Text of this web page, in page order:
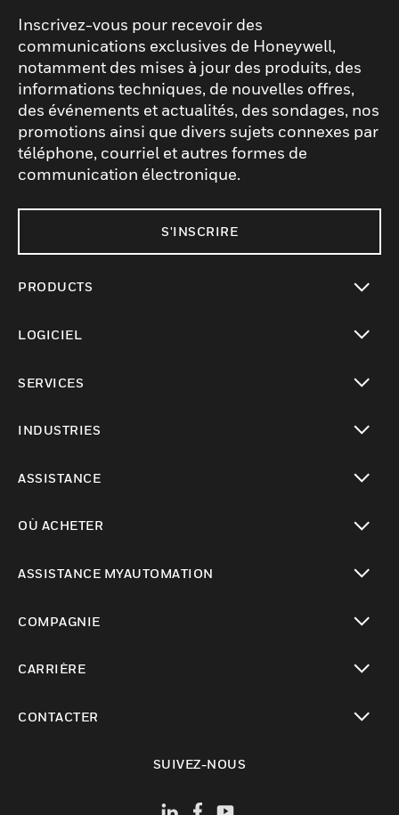
Inscrivez-vous pour recevoir des
communications exclusives de Honeywell,
notamment des mises à jour des produits, des
informations techniques, de nouvelles offres,
des événements et actualités, des sondages, nos
promotions ainsi que divers sujets connexes par
téléphone, courriel et autres formes de
communication électronique.
S'INSCRIRE
PRODUCTS
LOGICIEL
SERVICES
INDUSTRIES
ASSISTANCE
OÙ ACHETER
ASSISTANCE MYAUTOMATION
COMPAGNIE
CARRIÈRE
CONTACTER
SUIVEZ-NOUS